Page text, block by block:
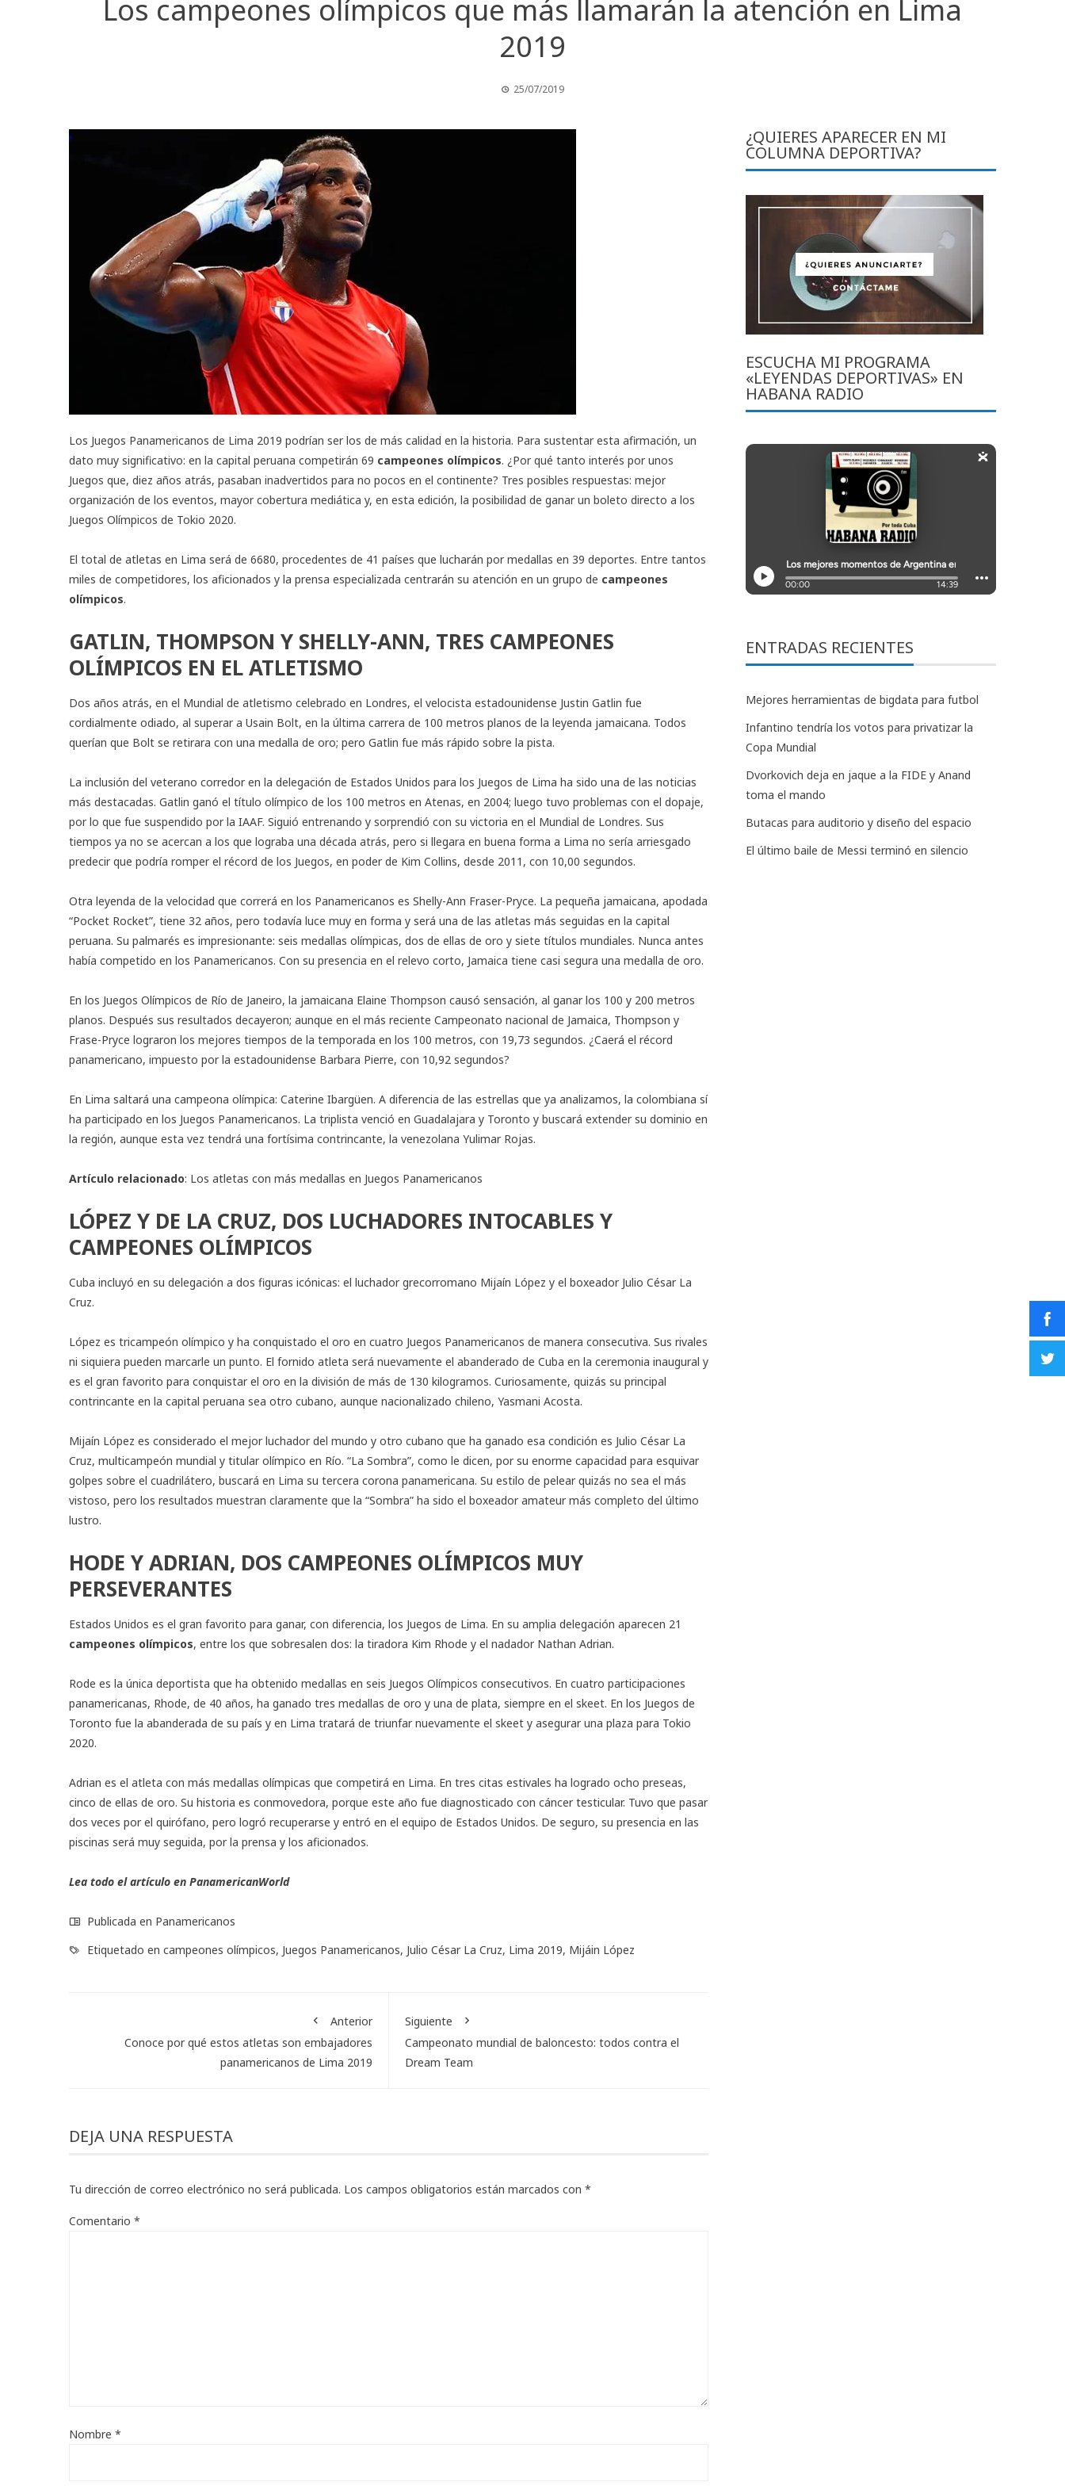
Los campeones olímpicos que más llamarán la atención en Lima
2019
25/07/2019
Los Juegos Panamericanos de Lima 2019 podrían ser los de más calidad en la historia. Para sustentar esta afirmación, un
dato muy significativo: en la capital peruana competirán 69 campeones olímpicos. ¿Por qué tanto interés por unos
Juegos que, diez años atrás, pasaban inadvertidos para no pocos en el continente? Tres posibles respuestas: mejor
organización de los eventos, mayor cobertura mediática y, en esta edición, la posibilidad de ganar un boleto directo a los
Juegos Olímpicos de Tokio 2020.
El total de atletas en Lima será de 6680, procedentes de 41 países que lucharán por medallas en 39 deportes. Entre tantos
miles de competidores, los aficionados y la prensa especializada centrarán su atención en un grupo de campeones
olímpicos.
GATLIN, THOMPSON Y SHELLY-ANN, TRES CAMPEONES
OLÍMPICOS EN EL ATLETISMO
Dos años atrás, en el Mundial de atletismo celebrado en Londres, el velocista estadounidense Justin Gatlin fue
cordialmente odiado, al superar a Usain Bolt, en la última carrera de 100 metros planos de la leyenda jamaicana. Todos
querían que Bolt se retirara con una medalla de oro; pero Gatlin fue más rápido sobre la pista.
La inclusión del veterano corredor en la delegación de Estados Unidos para los Juegos de Lima ha sido una de las noticias
más destacadas. Gatlin ganó el título olímpico de los 100 metros en Atenas, en 2004; luego tuvo problemas con el dopaje,
por lo que fue suspendido por la IAAF. Siguió entrenando y sorprendió con su victoria en el Mundial de Londres. Sus
tiempos ya no se acercan a los que lograba una década atrás, pero si llegara en buena forma a Lima no sería arriesgado
predecir que podría romper el récord de los Juegos, en poder de Kim Collins, desde 2011, con 10,00 segundos.
Otra leyenda de la velocidad que correrá en los Panamericanos es Shelly-Ann Fraser-Pryce. La pequeña jamaicana, apodada
“Pocket Rocket”, tiene 32 años, pero todavía luce muy en forma y será una de las atletas más seguidas en la capital
peruana. Su palmarés es impresionante: seis medallas olímpicas, dos de ellas de oro y siete títulos mundiales. Nunca antes
había competido en los Panamericanos. Con su presencia en el relevo corto, Jamaica tiene casi segura una medalla de oro.
En los Juegos Olímpicos de Río de Janeiro, la jamaicana Elaine Thompson causó sensación, al ganar los 100 y 200 metros
planos. Después sus resultados decayeron; aunque en el más reciente Campeonato nacional de Jamaica, Thompson y
Frase-Pryce lograron los mejores tiempos de la temporada en los 100 metros, con 19,73 segundos. ¿Caerá el récord
panamericano, impuesto por la estadounidense Barbara Pierre, con 10,92 segundos?
En Lima saltará una campeona olímpica: Caterine Ibargüen. A diferencia de las estrellas que ya analizamos, la colombiana sí
ha participado en los Juegos Panamericanos. La triplista venció en Guadalajara y Toronto y buscará extender su dominio en
la región, aunque esta vez tendrá una fortísima contrincante, la venezolana Yulimar Rojas.
Artículo relacionado: Los atletas con más medallas en Juegos Panamericanos
LÓPEZ Y DE LA CRUZ, DOS LUCHADORES INTOCABLES Y
CAMPEONES OLÍMPICOS
Cuba incluyó en su delegación a dos figuras icónicas: el luchador grecorromano Mijaín López y el boxeador Julio César La
Cruz.
López es tricampeón olímpico y ha conquistado el oro en cuatro Juegos Panamericanos de manera consecutiva. Sus rivales
ni siquiera pueden marcarle un punto. El fornido atleta será nuevamente el abanderado de Cuba en la ceremonia inaugural y
es el gran favorito para conquistar el oro en la división de más de 130 kilogramos. Curiosamente, quizás su principal
contrincante en la capital peruana sea otro cubano, aunque nacionalizado chileno, Yasmani Acosta.
Mijaín López es considerado el mejor luchador del mundo y otro cubano que ha ganado esa condición es Julio César La
Cruz, multicampeón mundial y titular olímpico en Río. “La Sombra”, como le dicen, por su enorme capacidad para esquivar
golpes sobre el cuadrilátero, buscará en Lima su tercera corona panamericana. Su estilo de pelear quizás no sea el más
vistoso, pero los resultados muestran claramente que la “Sombra” ha sido el boxeador amateur más completo del último
lustro.
HODE Y ADRIAN, DOS CAMPEONES OLÍMPICOS MUY
PERSEVERANTES
Estados Unidos es el gran favorito para ganar, con diferencia, los Juegos de Lima. En su amplia delegación aparecen 21
campeones olímpicos, entre los que sobresalen dos: la tiradora Kim Rhode y el nadador Nathan Adrian.
Rode es la única deportista que ha obtenido medallas en seis Juegos Olímpicos consecutivos. En cuatro participaciones
panamericanas, Rhode, de 40 años, ha ganado tres medallas de oro y una de plata, siempre en el skeet. En los Juegos de
Toronto fue la abanderada de su país y en Lima tratará de triunfar nuevamente el skeet y asegurar una plaza para Tokio
2020.
Adrian es el atleta con más medallas olímpicas que competirá en Lima. En tres citas estivales ha logrado ocho preseas,
cinco de ellas de oro. Su historia es conmovedora, porque este año fue diagnosticado con cáncer testicular. Tuvo que pasar
dos veces por el quirófano, pero logró recuperarse y entró en el equipo de Estados Unidos. De seguro, su presencia en las
piscinas será muy seguida, por la prensa y los aficionados.
Lea todo el artículo en PanamericanWorld
Publicada en Panamericanos
Etiquetado en campeones olímpicos, Juegos Panamericanos, Julio César La Cruz, Lima 2019, Mijáin López
Anterior
Conoce por qué estos atletas son embajadores
panamericanos de Lima 2019
Siguiente
Campeonato mundial de baloncesto: todos contra el
Dream Team
DEJA UNA RESPUESTA
Tu dirección de correo electrónico no será publicada. Los campos obligatorios están marcados con *
Comentario *
Nombre *
¿QUIERES APARECER EN MI
COLUMNA DEPORTIVA?
ESCUCHA MI PROGRAMA
«LEYENDAS DEPORTIVAS» EN
HABANA RADIO
ENTRADAS RECIENTES
Mejores herramientas de bigdata para futbol
Infantino tendría los votos para privatizar la
Copa Mundial
Dvorkovich deja en jaque a la FIDE y Anand
toma el mando
Butacas para auditorio y diseño del espacio
El último baile de Messi terminó en silencio